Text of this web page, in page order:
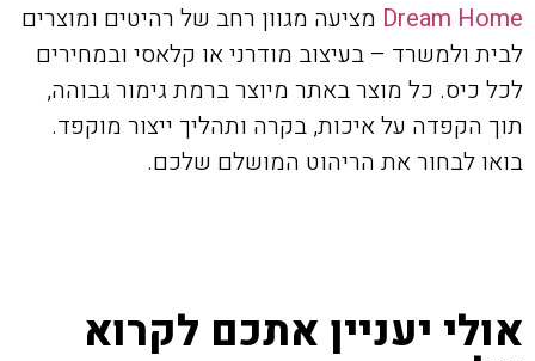
Dream Home מציעה מגוון רחב של רהיטים ומוצרים
לבית ולמשרד – בעיצוב מודרני או קלאסי ובמחירים
לכל כיס. כל מוצר באתר מיוצר ברמת גימור גבוהה,
תוך הקפדה על איכות, בקרה ותהליך ייצור מוקפד.
בואו לבחור את הריהוט המושלם שלכם.
אולי יעניין אתכם לקרוא